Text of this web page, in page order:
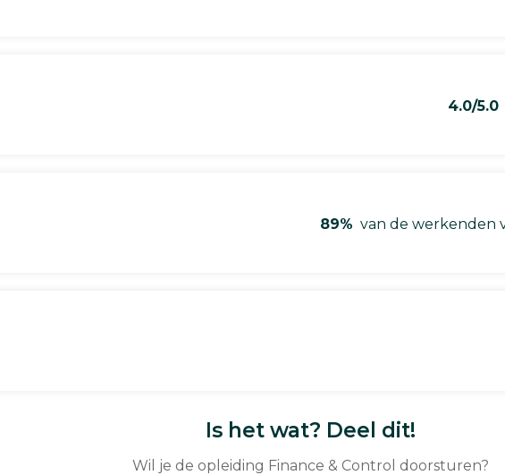
4.0/5.0
89% van de werkenden
Is het wat? Deel dit!
Wil je de opleiding Finance & Control doorsturen?